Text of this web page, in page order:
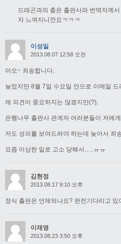
드래곤과의 춤은 출판사와 번역자께
자 느껴지니깐요ㅋㅋㅋ
이성일
2013.08.07 12:58 오전
아오~ 죄송합니다.
늦었지만 8월 7일 수요일 안으로 이메일 드
제 의견이 중요하지는 않겠지만(?),
은행나무 출판사 관계자 여러분들이 저에
저도 성의를 보여드려야 하는데 늦어서 죄
요즘 이상한 일로 고소 당해서…..ㅠㅠ
김현정
2013.08.17 9:10 오후
정식 출판은 언제되나요? 완전기다리고 있
이재영
2013.08.23 3:50 오후